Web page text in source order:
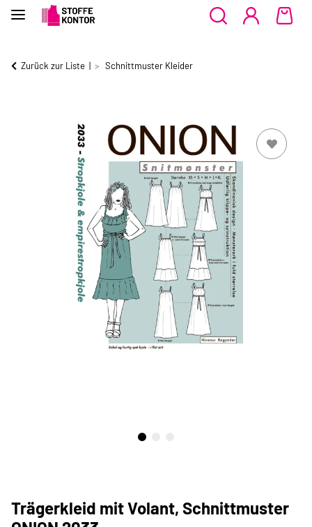
Zurück zur Liste Schnittmuster Kleider
Trägerkleid mit Volant, Schnittmuster